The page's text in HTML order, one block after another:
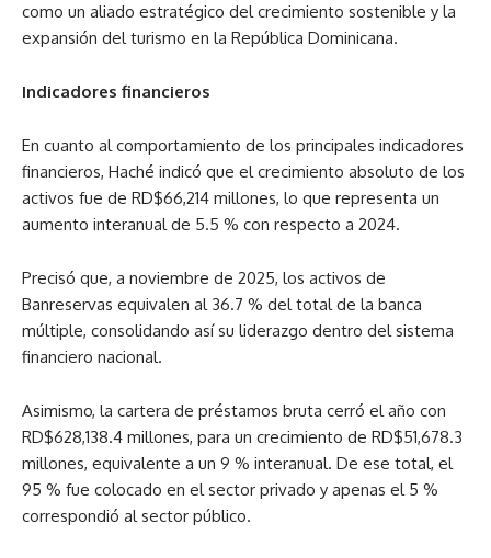
como un aliado estratégico del crecimiento sostenible y la
expansión del turismo en la República Dominicana.
Indicadores financieros
En cuanto al comportamiento de los principales indicadores
financieros, Haché indicó que el crecimiento absoluto de los
activos fue de RD$66,214 millones, lo que representa un
aumento interanual de 5.5 % con respecto a 2024.
Precisó que, a noviembre de 2025, los activos de
Banreservas equivalen al 36.7 % del total de la banca
múltiple, consolidando así su liderazgo dentro del sistema
financiero nacional.
Asimismo, la cartera de préstamos bruta cerró el año con
RD$628,138.4 millones, para un crecimiento de RD$51,678.3
millones, equivalente a un 9 % interanual. De ese total, el
95 % fue colocado en el sector privado y apenas el 5 %
correspondió al sector público.